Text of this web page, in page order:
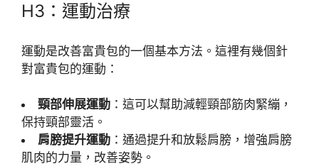
H3：運動治療
運動是改善富貴包的一個基本方法。這裡有幾個針
對富貴包的運動：
頸部伸展運動 ：這可以幫助減輕頸部筋肉緊繃，
保持頸部靈活。
肩膀提升運動 ：通過提升和放鬆肩膀，增強肩膀
肌肉的力量，改善姿勢。